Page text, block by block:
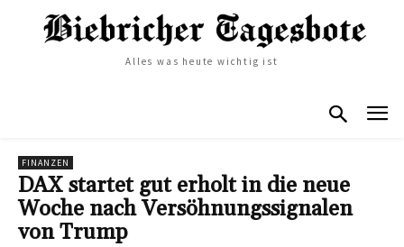
Alles was heute wichtig ist
FINANZEN
DAX startet gut erholt in die neue
Woche nach Versöhnungssignalen
von Trump